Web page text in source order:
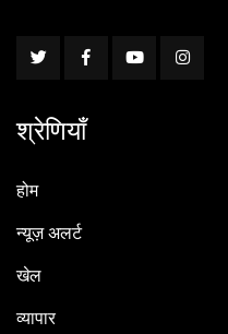
श्रेणियाँ
होम
न्यूज़ अलर्ट
खेल
व्यापार